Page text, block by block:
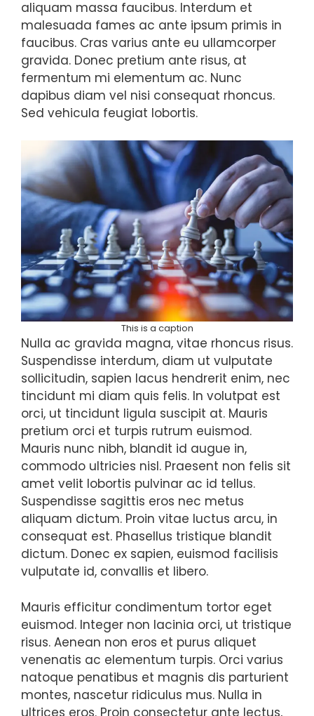
aliquam massa faucibus. Interdum et
malesuada fames ac ante ipsum primis in
faucibus. Cras varius ante eu ullamcorper
gravida. Donec pretium ante risus, at
fermentum mi elementum ac. Nunc
dapibus diam vel nisi consequat rhoncus.
Sed vehicula feugiat lobortis.
This is a caption
Nulla ac gravida magna, vitae rhoncus risus.
Suspendisse interdum, diam ut vulputate
sollicitudin, sapien lacus hendrerit enim, nec
tincidunt mi diam quis felis. In volutpat est
orci, ut tincidunt ligula suscipit at. Mauris
pretium orci et turpis rutrum euismod.
Mauris nunc nibh, blandit id augue in,
commodo ultricies nisl. Praesent non felis sit
amet velit lobortis pulvinar ac id tellus.
Suspendisse sagittis eros nec metus
aliquam dictum. Proin vitae luctus arcu, in
consequat est. Phasellus tristique blandit
dictum. Donec ex sapien, euismod facilisis
vulputate id, convallis et libero.
Mauris efficitur condimentum tortor eget
euismod. Integer non lacinia orci, ut tristique
risus. Aenean non eros et purus aliquet
venenatis ac elementum turpis. Orci varius
natoque penatibus et magnis dis parturient
montes, nascetur ridiculus mus. Nulla in
ultrices eros. Proin consectetur ante lectus,